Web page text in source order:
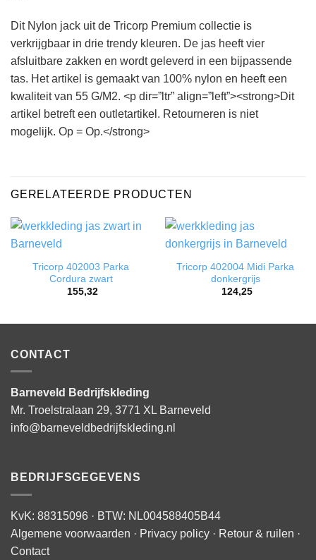
Dit Nylon jack uit de Tricorp Premium collectie is
verkrijgbaar in drie trendy kleuren. De jas heeft vier
afsluitbare zakken en wordt geleverd in een bijpassende
tas. Het artikel is gemaakt van 100% nylon en heeft een
kwaliteit van 55 G/M2. <p dir=”ltr” align=”left”><strong>Dit
artikel betreft een outletartikel. Retourneren is niet
mogelijk. Op = Op.</strong>
GERELATEERDE PRODUCTEN
Tricorp 402003 Parka
Cordura zwart
155,32
Tricorp 402004 Midi Parka
donkergrijs
124,25
CONTACT
Barneveld Bedrijfskleding
Mr. Troelstralaan 29, 3771 XL Barneveld
info@barneveldbedrijfskleding.nl
BEDRIJFSGEGEVENS
KvK: 88315096 · BTW: NL004588405B44
Algemene voorwaarden · Privacy policy · Retour & ruilen ·
Contact